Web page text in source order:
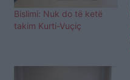
Bislimi: Nuk do të ketë
takim Kurti-Vuçiç